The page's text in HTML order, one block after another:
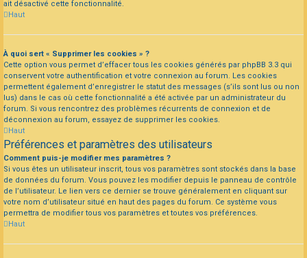
ait désactivé cette fonctionnalité.
Haut
À quoi sert « Supprimer les cookies » ?
Cette option vous permet d’effacer tous les cookies générés par phpBB 3.3 qui
conservent votre authentification et votre connexion au forum. Les cookies
permettent également d’enregistrer le statut des messages (s’ils sont lus ou non
lus) dans le cas où cette fonctionnalité a été activée par un administrateur du
forum. Si vous rencontrez des problèmes récurrents de connexion et de
déconnexion au forum, essayez de supprimer les cookies.
Haut
Préférences et paramètres des utilisateurs
Comment puis-je modifier mes paramètres ?
Si vous êtes un utilisateur inscrit, tous vos paramètres sont stockés dans la base
de données du forum. Vous pouvez les modifier depuis le panneau de contrôle
de l’utilisateur. Le lien vers ce dernier se trouve généralement en cliquant sur
votre nom d’utilisateur situé en haut des pages du forum. Ce système vous
permettra de modifier tous vos paramètres et toutes vos préférences.
Haut